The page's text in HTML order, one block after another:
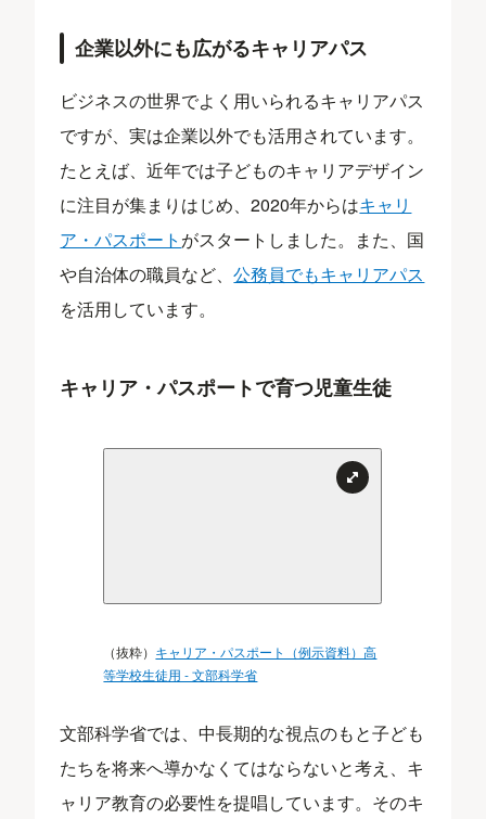
企業以外にも広がるキャリアパス
ビジネスの世界でよく用いられるキャリアパス
ですが、実は企業以外でも活用されています。
たとえば、近年では子どものキャリアデザイン
に注目が集まりはじめ、2020年からはキャリ
ア・パスポート がスタートしました。また、国
や自治体の職員など、公務員でもキャリアパス
を活用しています。
キャリア・パスポートで育つ児童生徒
（抜粋） キャリア・パスポート（例示資料）高
等学校生徒用 - 文部科学省
文部科学省では、中長期的な視点のもと子ども
たちを将来へ導かなくてはならないと考え、キ
ャリア教育の必要性を提唱しています。そのキ